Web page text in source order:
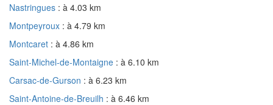
Nastringues : à 4.03 km
Montpeyroux : à 4.79 km
Montcaret : à 4.86 km
Saint-Michel-de-Montaigne : à 6.10 km
Carsac-de-Gurson : à 6.23 km
Saint-Antoine-de-Breuilh : à 6.46 km